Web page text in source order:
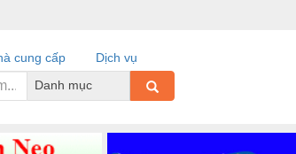
cung cấp
Dịch vụ
Danh mục